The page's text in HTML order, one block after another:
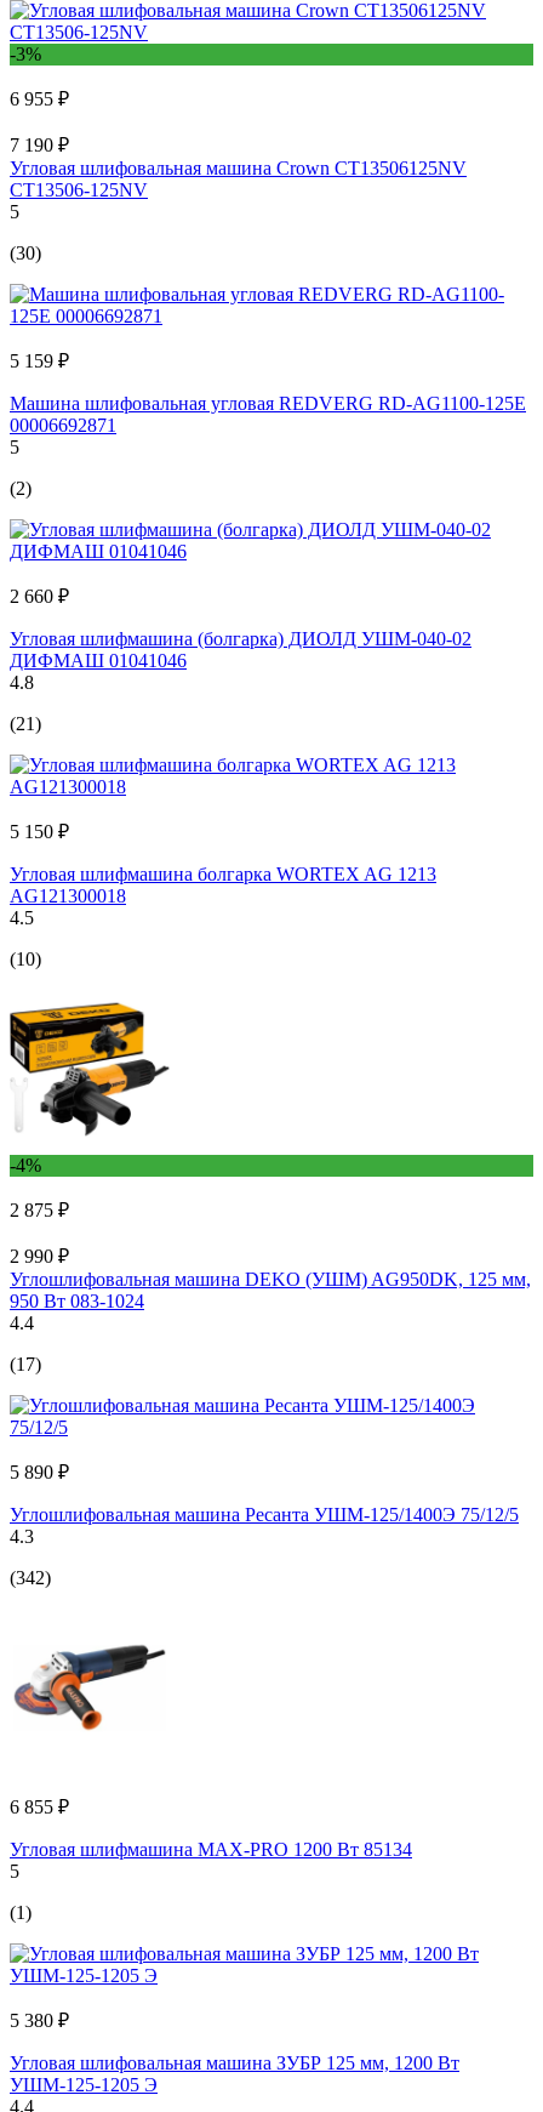
-3%
6 955 ₽
7 190 ₽
Угловая шлифовальная машина Crown CT13506125NV
CT13506-125NV
5
(30)
5 159 ₽
Машина шлифовальная угловая REDVERG RD-AG1100-125E
00006692871
5
(2)
2 660 ₽
Угловая шлифмашина (болгарка) ДИОЛД УШМ-040-02
ДИФМАШ 01041046
4.8
(21)
5 150 ₽
Угловая шлифмашина болгарка WORTEX AG 1213
AG121300018
4.5
(10)
-4%
2 875 ₽
2 990 ₽
Углошлифовальная машина DEKO (УШМ) AG950DK, 125 мм,
950 Вт 083-1024
4.4
(17)
5 890 ₽
Углошлифовальная машина Ресанта УШМ-125/1400Э 75/12/5
4.3
(342)
6 855 ₽
Угловая шлифмашина MAX-PRO 1200 Вт 85134
5
(1)
5 380 ₽
Угловая шлифовальная машина ЗУБР 125 мм, 1200 Вт
УШМ-125-1205 Э
4.4